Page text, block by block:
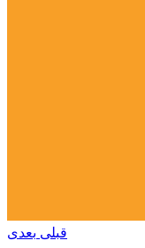
قبلی بعدی